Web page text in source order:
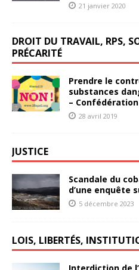
21 janvier 2020
DROIT DU TRAVAIL, RPS,
PRÉCARITÉ
Prendre le
substances
–
28 avril 2019
JUSTICE
Scandale du
d’une enquête
5 décembre 2023
LOIS, LIBERTÉS,